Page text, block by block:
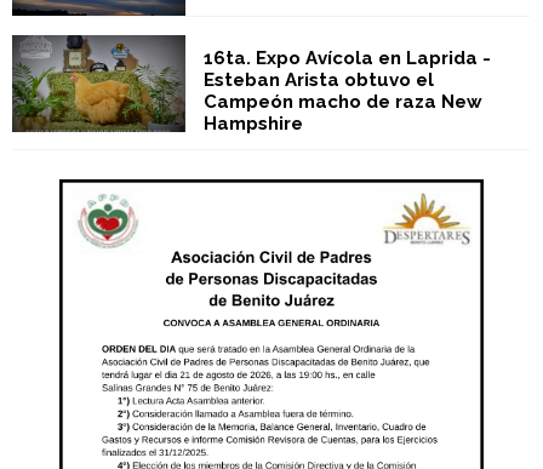
16ta. Expo Avícola en Laprida -
Esteban Arista obtuvo el
Campeón macho de raza New
Hampshire